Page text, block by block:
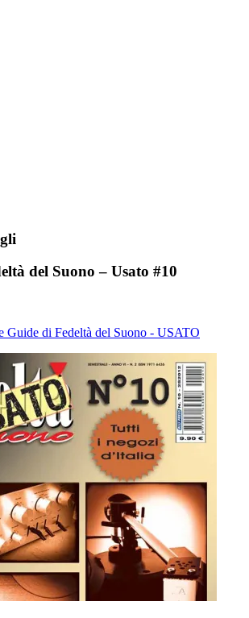
del Suono – Usato #10
Guide di Fedeltà del Suono - USATO